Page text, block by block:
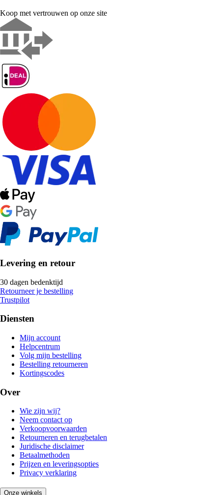
Koop met vertrouwen op onze site
Levering en retour
30 dagen bedenktijd
Retourneer je bestelling
Trustpilot
Diensten
Mijn account
Helpcentrum
Volg mijn bestelling
Bestelling retourneren
Kortingscodes
Over
Wie zijn wij?
Neem contact op
Verkoopvoorwaarden
Retourneren en terugbetalen
Juridische disclaimer
Betaalmethoden
Prijzen en leveringsopties
Privacy verklaring
Onze winkels